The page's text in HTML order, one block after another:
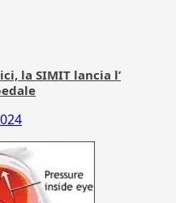
la SIMIT lancia l’